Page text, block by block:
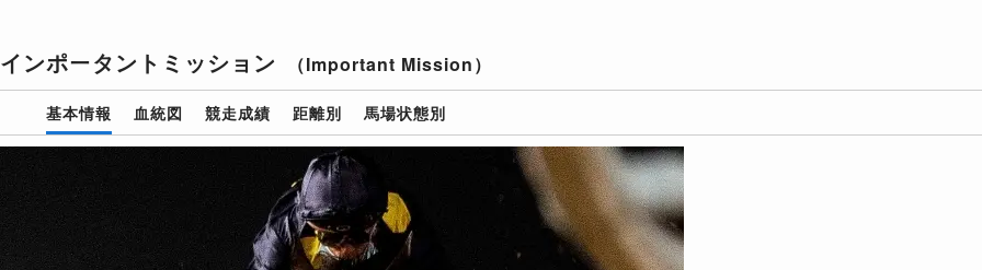
インポータントミッション （Important Mission）
基本情報 血統図 競走成績 距離別 馬場状態別